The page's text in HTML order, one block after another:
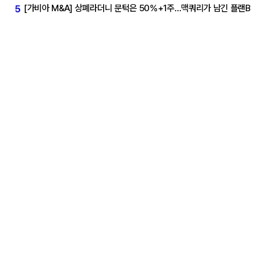
5 [가비아 M&A] 상폐라더니 문턱은 50%+1주…맥쿼리가 남긴 플랜B